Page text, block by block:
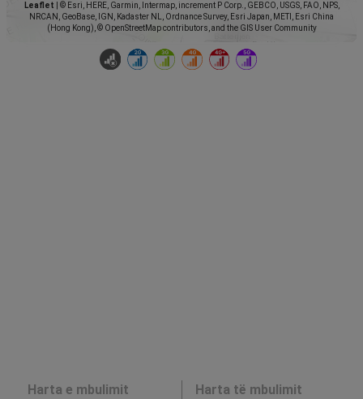
Leaflet
© Esri, HERE, Garmin, Intermap, increment P Corp., GEBCO, USGS, FAO, NPS,
NRCAN, GeoBase, IGN, Kadaster NL, Ordnance Survey, Esri Japan, METI, Esri China
(Hong Kong), © OpenStreetMap contributors, and the GIS User Community
Harta e mbulimit
Harta të mbulimit